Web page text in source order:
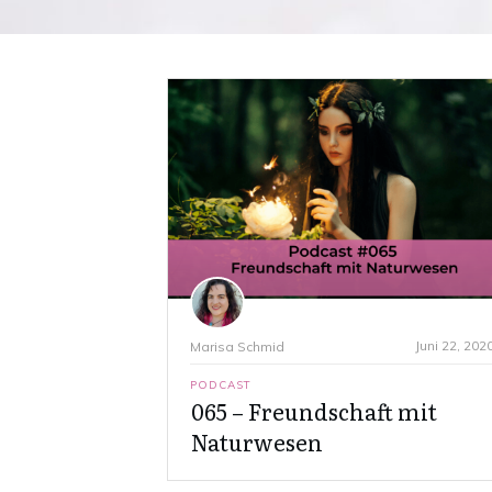
Marisa Schmid Juni 22,
PODCAST
065 – Freundschaft mit
Naturwesen